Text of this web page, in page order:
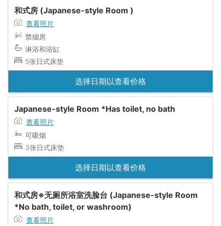
和式房 (Japanese-style Room )
查看照片
禁烟房
淋浴和浴缸
5张日式床垫
选择日期以查看价格
Japanese-style Room *Has toilet, no bath
查看照片
可吸烟
3张日式床垫
选择日期以查看价格
和式房※无厕所浴室洗脸台 (Japanese-style Room
*No bath, toilet, or washroom)
查看照片